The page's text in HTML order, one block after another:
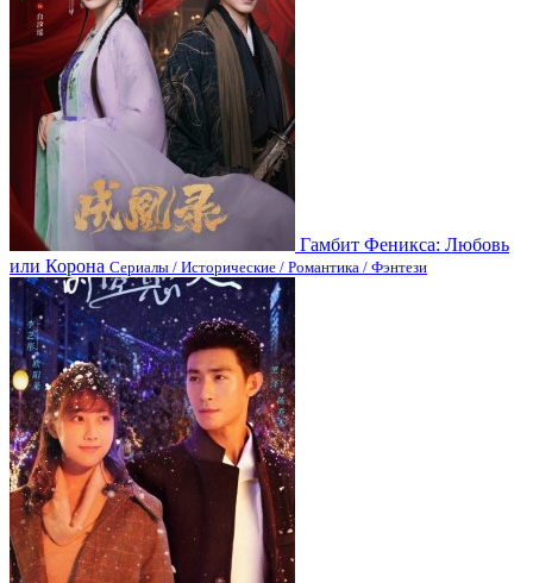
Гамбит Феникса: Любовь
или Корона Сериалы / Исторические / Романтика / Фэнтези